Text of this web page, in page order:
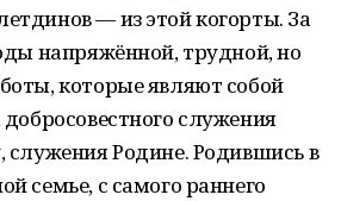
— из этой когорты. За
напряжённой, трудной, но
которые являют собой
служения
служения Родине. Родившись в
семье, с самого раннего